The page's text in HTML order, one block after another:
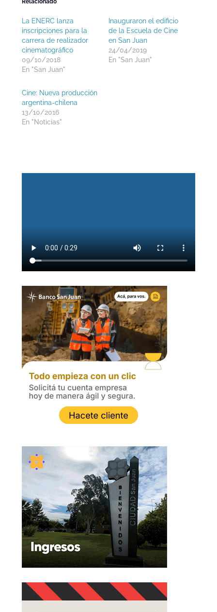
Relacionado
La ENERC lanza
inscripciones para la
carrera de realizador
cinematográfico
09/10/2018
En "San Juan"
Inauguraron el edificio
de la Escuela de Cine
en San Juan
24/04/2019
En "San Juan"
Cine: Nueva producción
argentina-chilena
13/10/2016
En "Noticias"